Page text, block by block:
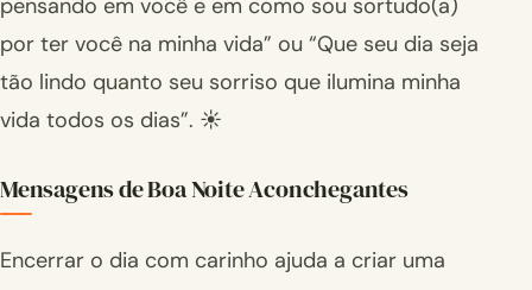
por ter você na minha vida” ou “Que seu dia seja
tão lindo quanto seu sorriso que ilumina minha
vida todos os dias”. ☀️
Mensagens de Boa Noite Aconchegantes
Encerrar o dia com carinho ajuda a criar uma